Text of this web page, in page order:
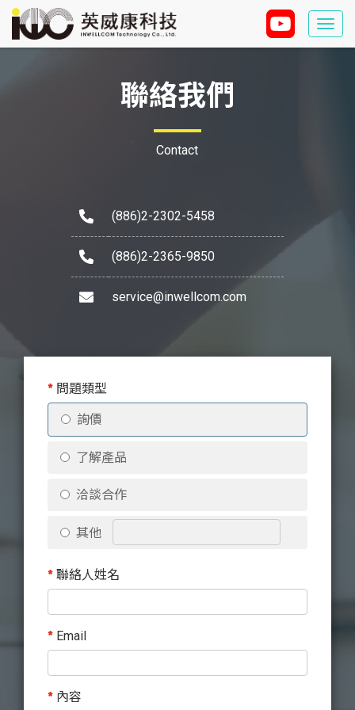
聯絡我們
Contact
(886)2-2302-5458
(886)2-2365-9850
service@inwellcom.com
* 問題類型
詢價
了解產品
洽談合作
其他
* 聯絡人姓名
* Email
* 內容